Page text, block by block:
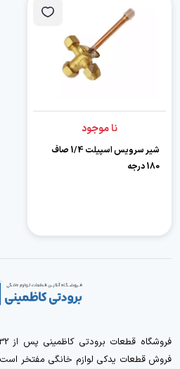
نا موجود
شیر سرویس اسپیلت 1/4 صاف
180 درجه
فروش قطعات یدکی لوازم خانگی مفتخر